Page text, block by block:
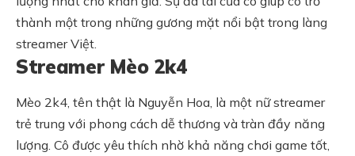
thành một trong những gương mặt nổi bật trong làng
streamer Việt.
Streamer Mèo 2k4
Mèo 2k4, tên thật là Nguyễn Hoa, là một nữ streamer
trẻ trung với phong cách dễ thương và tràn đầy năng
lượng. Cô được yêu thích nhờ khả năng chơi game tốt,